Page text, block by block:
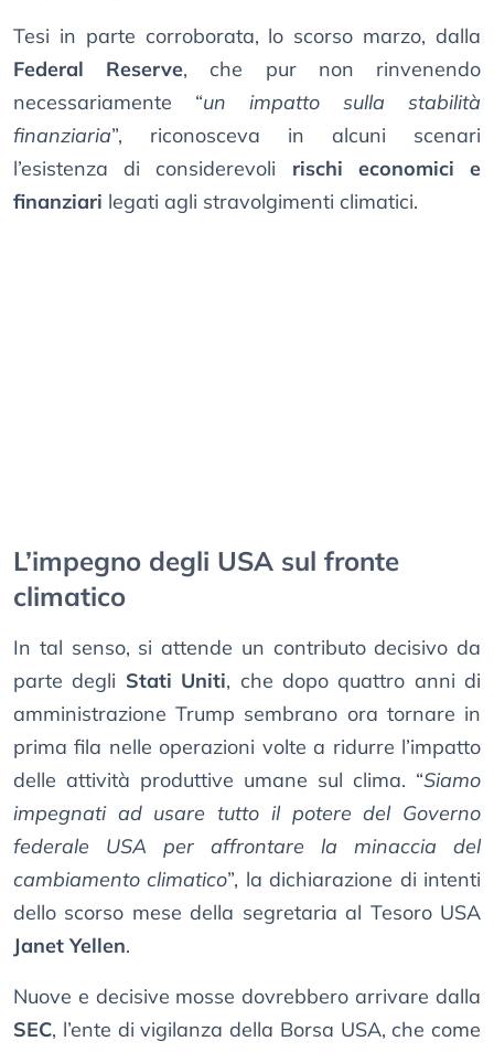
Tesi in parte corroborata, lo scorso marzo, dalla
Federal Reserve, che pur non rinvenendo
necessariamente “un impatto sulla stabilità
finanziaria”, riconosceva in alcuni scenari
l’esistenza di considerevoli rischi economici e
finanziari legati agli stravolgimenti climatici.
L’impegno degli USA sul fronte
climatico
In tal senso, si attende un contributo decisivo da
parte degli Stati Uniti, che dopo quattro anni di
amministrazione Trump sembrano ora tornare in
prima fila nelle operazioni volte a ridurre l’impatto
delle attività produttive umane sul clima. “Siamo
impegnati ad usare tutto il potere del Governo
federale USA per affrontare la minaccia del
cambiamento climatico”, la dichiarazione di intenti
dello scorso mese della segretaria al Tesoro USA
Janet Yellen.
Nuove e decisive mosse dovrebbero arrivare dalla
SEC, l’ente di vigilanza della Borsa USA, che come